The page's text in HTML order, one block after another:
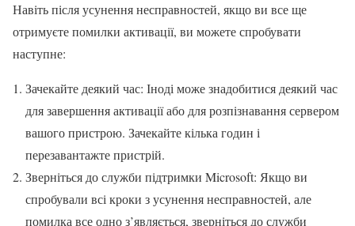
Навіть після усунення несправностей, якщо ви все ще
отримуєте помилки активації, ви можете спробувати
наступне:
Зачекайте деякий час: Іноді може знадобитися деякий час
для завершення активації або для розпізнавання сервером
вашого пристрою. Зачекайте кілька годин і
перезавантажте пристрій.
Зверніться до служби підтримки Microsoft: Якщо ви
спробували всі кроки з усунення несправностей, але
помилка все одно з’являється, зверніться до служби